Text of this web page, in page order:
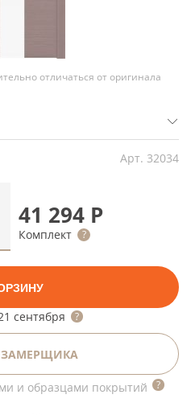
отличаться от оригинала
Арт. 32034
41 294 Р
Комплект
сентября
ЗАМЕРЩИКА
и образцами покрытий